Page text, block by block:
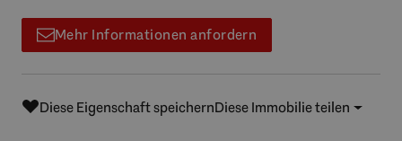
Mehr Informationen anfordern
Diese Eigenschaft speichernDiese Immobilie teilen